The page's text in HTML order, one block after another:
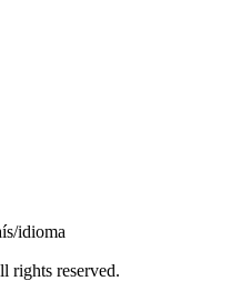
idioma
rights reserved.